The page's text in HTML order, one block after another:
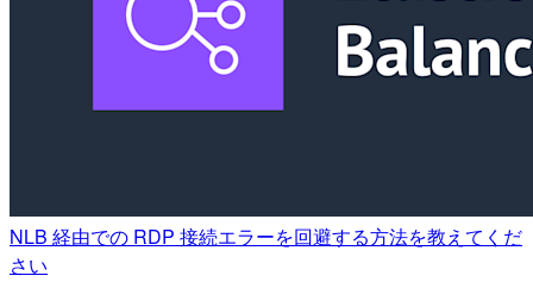
NLB 経由での RDP 接続エラーを回避する方法を教えてくだ
さい